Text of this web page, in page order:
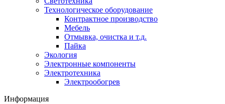
Технологическое оборудование
Контрактное производство
Мебель
Отмывка, очистка и т.д.
Пайка
Экология
Электронные компоненты
Электротехника
Электрообогрев
Информация